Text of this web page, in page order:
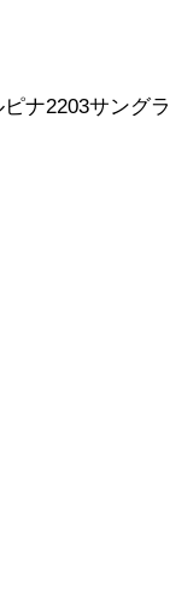
ナ2203サン